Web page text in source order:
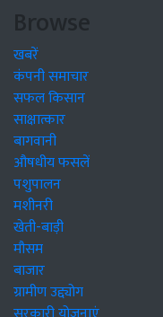
Browse
खबरें
कंपनी समाचार
सफल किसान
साक्षात्कार
बागवानी
औषधीय फसलें
पशुपालन
मशीनरी
खेती-बाड़ी
मौसम
बाजार
ग्रामीण उद्द्योग